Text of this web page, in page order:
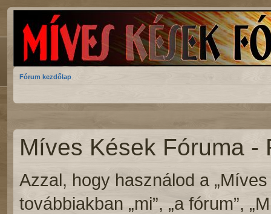
Fórum kezdőlap
Míves Kések Fóruma -
Azzal, hogy használod a
továbbiakban „mi”, „a fórum”,